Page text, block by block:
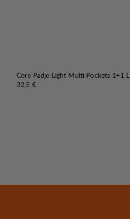
Core Padje Light Multi Pockets 1+1 L
Preis:
32,5 €